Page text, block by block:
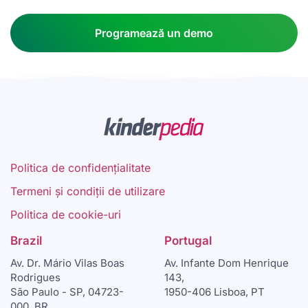
Programează un demo
Politica de confidențialitate
Termeni și condiții de utilizare
Politica de cookie-uri
Brazil
Av. Dr. Mário Vilas Boas
Rodrigues
São Paulo - SP, 04723-
Portugal
Av. Infante Dom Henrique
143,
1950-406 Lisboa, PT